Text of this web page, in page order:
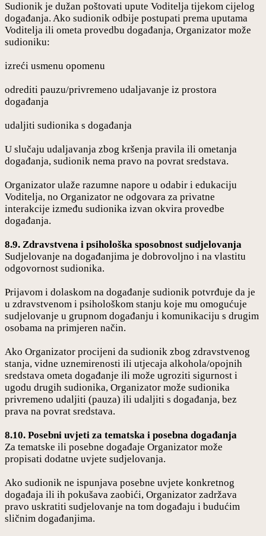
Sudionik je dužan poštovati upute Voditelja tijekom cijelog
događanja. Ako sudionik odbije postupati prema uputama
Voditelja ili ometa provedbu događanja, Organizator može
sudioniku:
izreći usmenu opomenu
odrediti pauzu/privremeno udaljavanje iz prostora
događanja
udaljiti sudionika s događanja
U slučaju udaljavanja zbog kršenja pravila ili ometanja
događanja, sudionik nema pravo na povrat sredstava.
Organizator ulaže razumne napore u odabir i edukaciju
Voditelja, no Organizator ne odgovara za privatne
interakcije između sudionika izvan okvira provedbe
događanja.
8.9. Zdravstvena i psihološka sposobnost sudjelovanja
Sudjelovanje na događanjima je dobrovoljno i na vlastitu
odgovornost sudionika.
Prijavom i dolaskom na događanje sudionik potvrđuje da je
u zdravstvenom i psihološkom stanju koje mu omogućuje
sudjelovanje u grupnom događanju i komunikaciju s drugim
osobama na primjeren način.
Ako Organizator procijeni da sudionik zbog zdravstvenog
stanja, vidne uznemirenosti ili utjecaja alkohola/opojnih
sredstava ometa događanje ili može ugroziti sigurnost i
ugodu drugih sudionika, Organizator može sudionika
privremeno udaljiti (pauza) ili udaljiti s događanja, bez
prava na povrat sredstava.
8.10. Posebni uvjeti za tematska i posebna događanja
Za tematske ili posebne događaje Organizator može
propisati dodatne uvjete sudjelovanja.
Ako sudionik ne ispunjava posebne uvjete konkretnog
događaja ili ih pokušava zaobići, Organizator zadržava
pravo uskratiti sudjelovanje na tom događaju i budućim
sličnim događanjima.